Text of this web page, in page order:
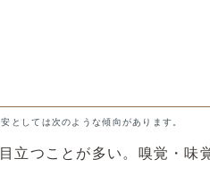
としては次のような傾向があります。
立つことが多い。嗅覚・味